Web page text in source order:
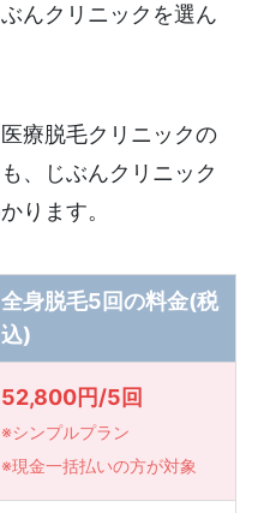
んクリニックを選ん
療脱毛クリニックの
、じぶんクリニック
ります。
全身脱毛5回の料金(税
込)
52,800円/5回
※シンプルプラン
※現金一括払いの方が対象